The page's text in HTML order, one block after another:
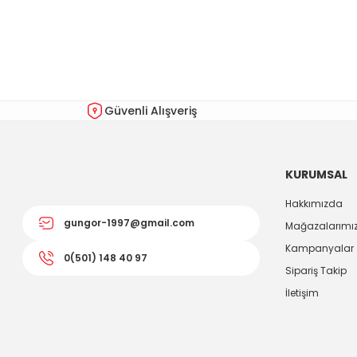
Ürün fiyatı diğer sitelerden daha pahalı.
Güvenli Alışveriş
gungor-1997@gmail.com
0(501) 148 40 97
KURUMSAL
Hakkımızda
Kampanyalar
Sipariş Takip
İletişim